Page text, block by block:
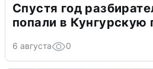
Спустя год
попали в Кунгурскую
6 августа 0